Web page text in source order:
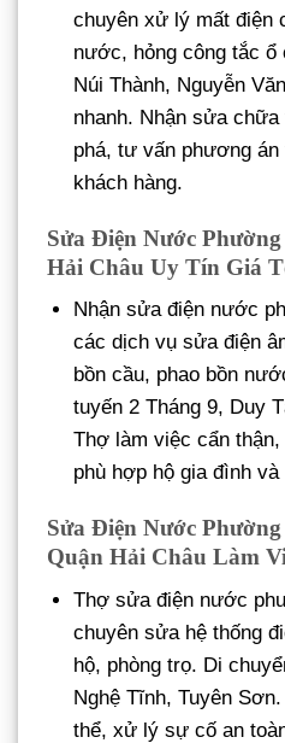
chuyên xử lý mất điện
nước, hỏng công tắc ổ
Núi Thành, Nguyễn
nhanh. Nhận sửa
phá, tư vấn phương
khách hàng.
Sửa Điện Nước
Hải Châu Uy Tín Giá
Nhận sửa điện nước
các dịch vụ sửa điện
bồn cầu, phao bồn
tuyến 2 Tháng 9, Duy
Thợ làm việc cẩn
phù hợp hộ gia đình
Sửa Điện Nước
Quận Hải Châu Làm
Thợ sửa điện nước
chuyên sửa hệ thống
hộ, phòng trọ. Di
Nghệ Tĩnh, Tuyên
thể, xử lý sự cố an